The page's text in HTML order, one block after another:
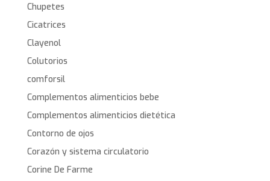
Chupetes
Cicatrices
Clayenol
Colutorios
comforsil
Complementos alimenticios bebe
Complementos alimenticios dietética
Contorno de ojos
Corazón y sistema circulatorio
Corine De Farme